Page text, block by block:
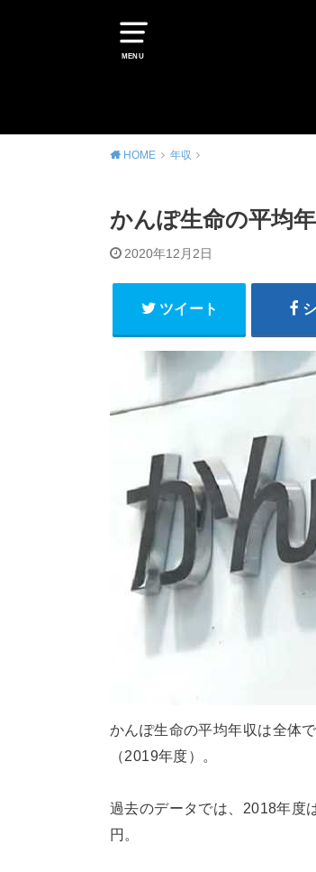
MENU
HOME 年収
かんぽ生命の平均
2020年12月2日
ツイート
かんぽ生命の平均年収は全体
（2019年度）。
過去のデータでは、2018年度
円。